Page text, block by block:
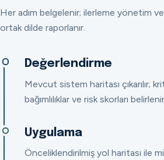
Her adım belgelenir; ilerleme yönetim
ortak dilde raporlanır.
Değerlendirme
Mevcut sistem haritası çıkarılır;
bağımlılıklar ve risk skorları belirlenir.
Uygulama
Önceliklendirilmiş yol haritası ile